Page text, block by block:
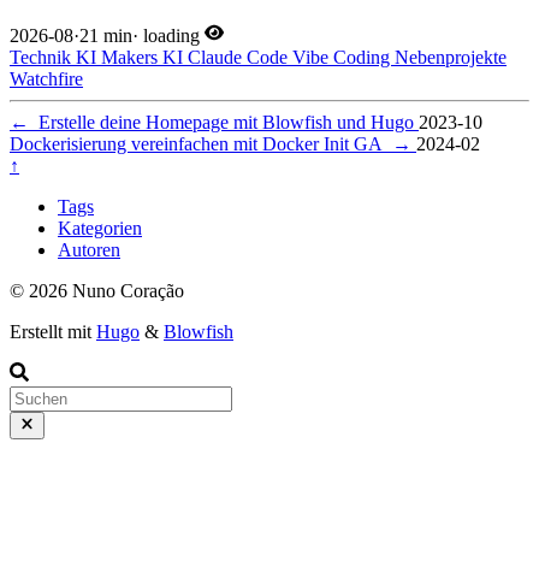
2026-08·21 min· loading
Technik KI Makers KI Claude Code Vibe Coding Nebenprojekte
Watchfire
← Erstelle deine Homepage mit Blowfish und Hugo 2023-10
Dockerisierung vereinfachen mit Docker Init GA
→ 2024-02
↑
Tags
Kategorien
Autoren
© 2026 Nuno Coração
Erstellt mit Hugo & Blowfish